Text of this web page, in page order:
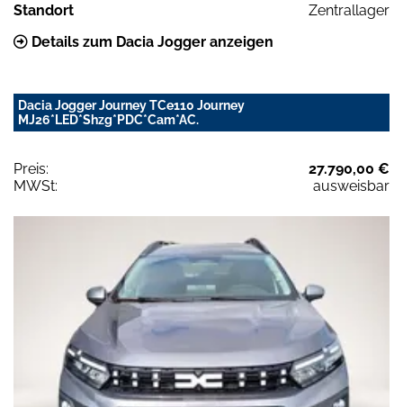
Standort
Zentrallager
Details zum Dacia Jogger anzeigen
Dacia Jogger Journey TCe110 Journey
MJ26*LED*Shzg*PDC*Cam*AC.
Preis:
27.790,00 €
MWSt:
ausweisbar